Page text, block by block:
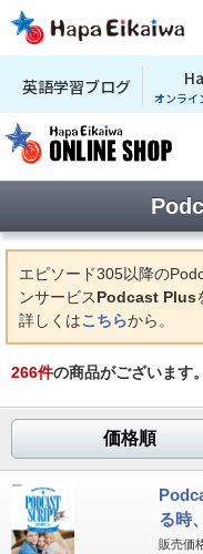
英語学習ブログ
オンライ
エピソード305以降の
ンサービスPodcast Plus
詳しくはこちらから。
266件の商品がございます。
価格順
る時
販売価